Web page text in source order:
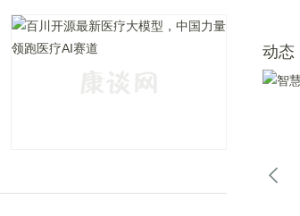
动态